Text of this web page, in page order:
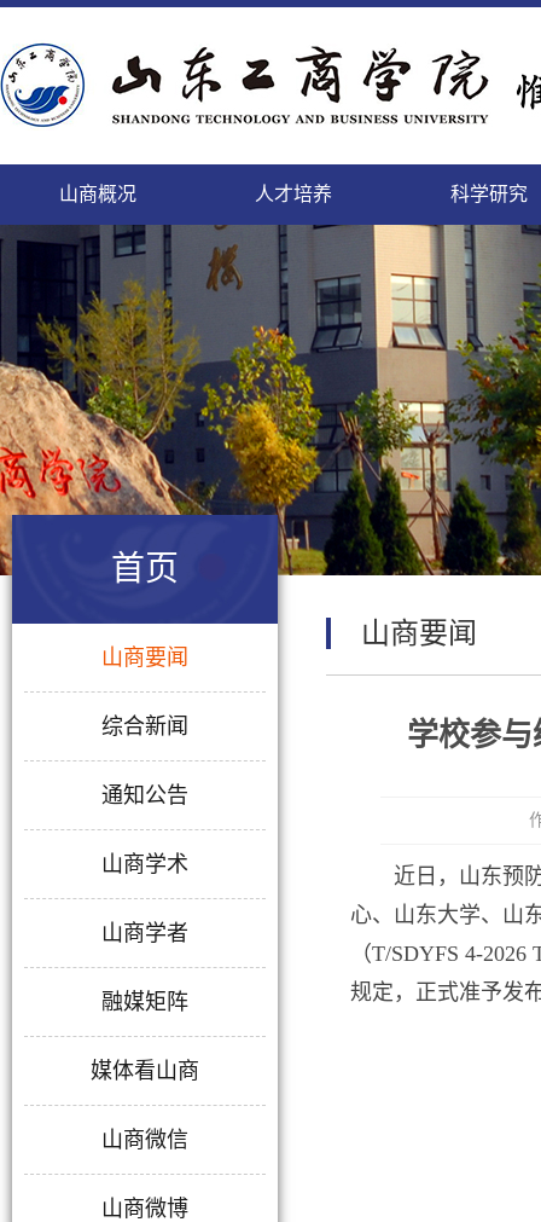
山商概况
精神文明的校园，培养人才的学园
个性发展的乐园，陶冶情操的花园
山商
人才培养
致天下之治者在人才
师者，教之以事而喻诸德
本科生
科学研究
科学研究的进展及其日益扩
充的领域将唤起我们的希望
科研
登高而望远，临海而心阔
依山傍海的她，美景如画，恰如你的风华
正茂
本科生
缓缓西风来，渐渐东风暖
携手赢天下，同创新未来
国内
勤于道义,刚健而日新
这日新月异的变化,来自我们对美好的执着
追求
教工
面朝大海，静待你来
这里有你我最美的梦
人事
微笑最具魅力
细节成就完美
后勤
首页
山商要闻
综合新闻
通知公告
山商学术
山商学者
融媒矩阵
媒体看山商
山商微信
山商微博
山商要闻
学校参
近日，山东预
心、山东大学、山
（T/SDYFS 4-
规定，正式准予发